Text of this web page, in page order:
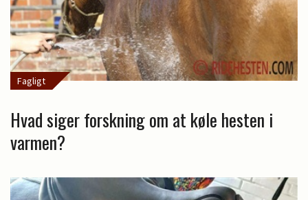
Fagligt
Hvad siger forskning om at køle hesten i
varmen?